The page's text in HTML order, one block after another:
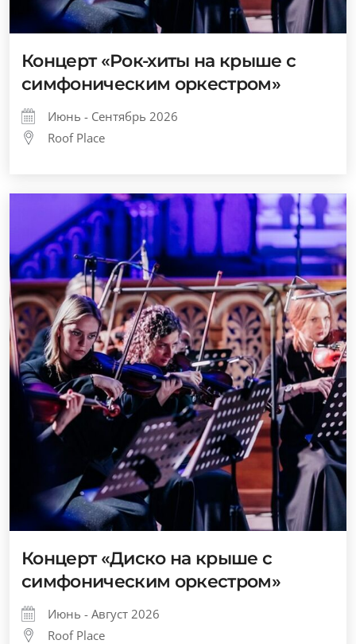
Концерт «Рок-хиты на крыше с
симфоническим оркестром»
Июнь - Сентябрь 2026
Roof Place
Концерт «Диско на крыше с
симфоническим оркестром»
Июнь - Август 2026
Roof Place